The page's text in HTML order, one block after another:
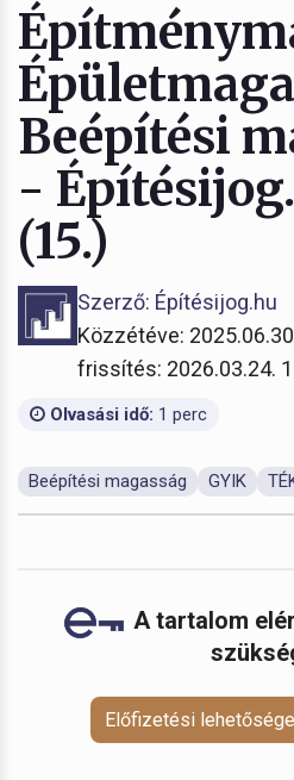
Beépítési
-
(15.)
Szerző: Építésijog.hu
Közzétéve:
frissítés: 2026.03.24.
Olvasási idő: 1 perc
Beépítési magasság GYIK
A tartalom
Előfizetési